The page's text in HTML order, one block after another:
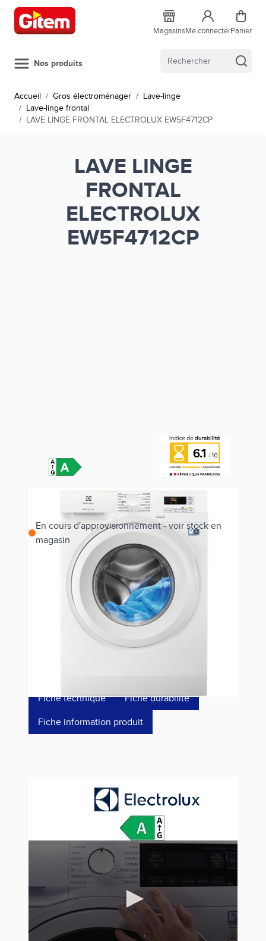
Allez au contenu
MagasinsMe connecterPanier
Nos produits
Accueil / Gros électroménager / Lave-linge
/ Lave-linge frontal
/ LAVE LINGE FRONTAL ELECTROLUX EW5F4712CP
LAVE LINGE
FRONTAL
ELECTROLUX
EW5F4712CP
6.1
En cours d'approvisionnement - voir stock en
magasin
Estimer les frais de port
Référence EW5F4712CP
549,00 €
15,42 €
Fiche technique
Fiche durabilité
Fiche information produit